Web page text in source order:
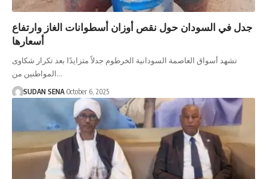
جدل في السودان حول نقص أوزان أسطوانات الغاز وارتفاع
أسعارها
تشهد أسواق العاصمة السودانية الخرطوم جدلاً متزايدًا بعد تكرار شكاوى
المواطنين من…
SUDAN SENA October 6, 2025